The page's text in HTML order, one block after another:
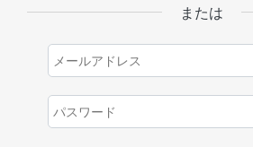
または